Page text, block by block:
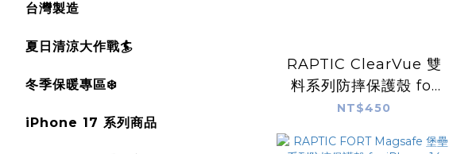
台灣製造
夏日清涼大作戰🏄
冬季保暖專區❄️
iPhone 17 系列商品
RAPTIC ClearVue 雙
料系列防摔保護殼 for
iPhone 14
NT$450